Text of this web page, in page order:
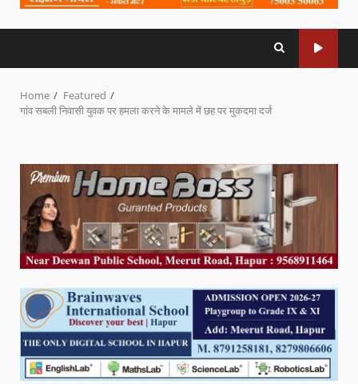
Home
Featured
गांव सबली निवासी युवक पर हमला करने के मामले में छह पर मुकदमा दर्ज